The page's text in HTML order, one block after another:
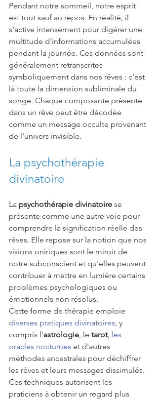
Pendant notre sommeil, notre esprit
est tout sauf au repos. En réalité, il
s'active intensément pour digérer une
multitude d'informations accumulées
pendant la journée. Ces données sont
généralement retranscrites
symboliquement dans nos rêves : c'est
là toute la dimension subliminale du
songe. Chaque composante présente
dans un rêve peut être décodée
comme un message occulte provenant
de l'univers invisible.
La psychothérapie
divinatoire
La psychothérapie divinatoire se
présente comme une autre voie pour
comprendre la signification réelle des
rêves. Elle repose sur la notion que nos
visions oniriques sont le miroir de
notre subconscient et qu'elles peuvent
contribuer à mettre en lumière certains
problèmes psychologiques ou
émotionnels non résolus.
Cette forme de thérapie emploie
diverses pratiques divinatoires , y
compris l'astrologie , le tarot, les
oracles nocturnes et d'autres
méthodes ancestrales pour déchiffrer
les rêves et leurs messages dissimulés.
Ces techniques autorisent les
praticiens à obtenir un regard plus